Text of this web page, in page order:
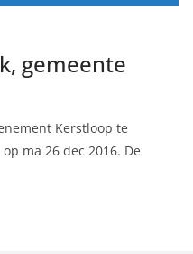
gemeente
Kerstloop te
ma 26 dec 2016. De